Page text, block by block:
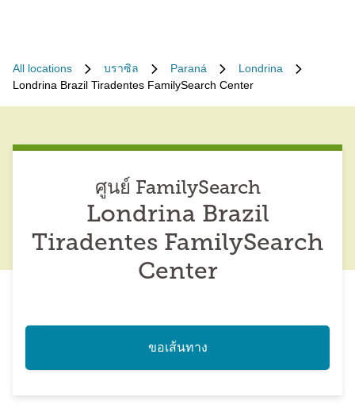
All locations บราซิล Paraná
Londrina
Londrina Brazil Tiradentes FamilySearch Center
ศูนย์ FamilySearch
Londrina Brazil
Tiradentes FamilySearch
Center
ขอเส้นทาง